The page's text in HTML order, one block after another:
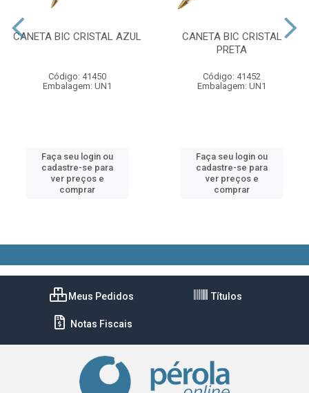
CANETA BIC CRISTAL AZUL
Código: 41450
Embalagem: UN1
Faça seu login ou
cadastre-se para
ver preços e
comprar
CANETA BIC CRISTAL
PRETA
Código: 41452
Embalagem: UN1
Faça seu login ou
cadastre-se para
ver preços e
comprar
Meus Pedidos Títulos
Notas Fiscais